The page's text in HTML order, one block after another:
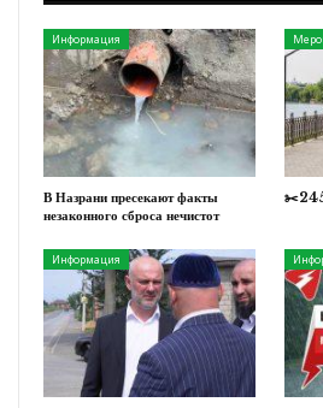
Информация
В Назрани пресекают факты
незаконного сброса нечистот
✂️245
Информация